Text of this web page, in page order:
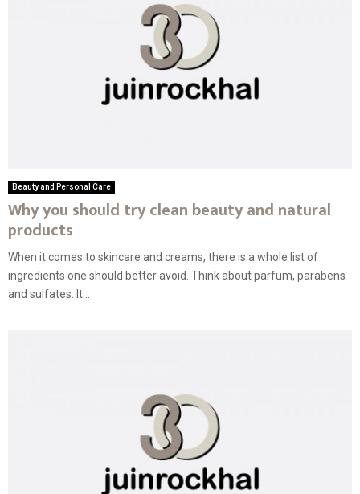
Beauty and Personal Care
Why you should try clean beauty and natural
products
When it comes to skincare and creams, there is a whole list of
ingredients one should better avoid. Think about parfum, parabens
and sulfates. It...